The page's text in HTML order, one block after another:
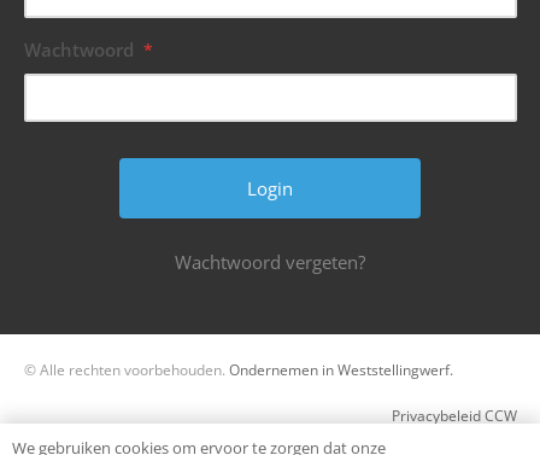
Wachtwoord *
Wachtwoord vergeten?
© Alle rechten voorbehouden. Ondernemen in Weststellingwerf.
Privacybeleid CCW
We gebruiken cookies om ervoor te zorgen dat onze